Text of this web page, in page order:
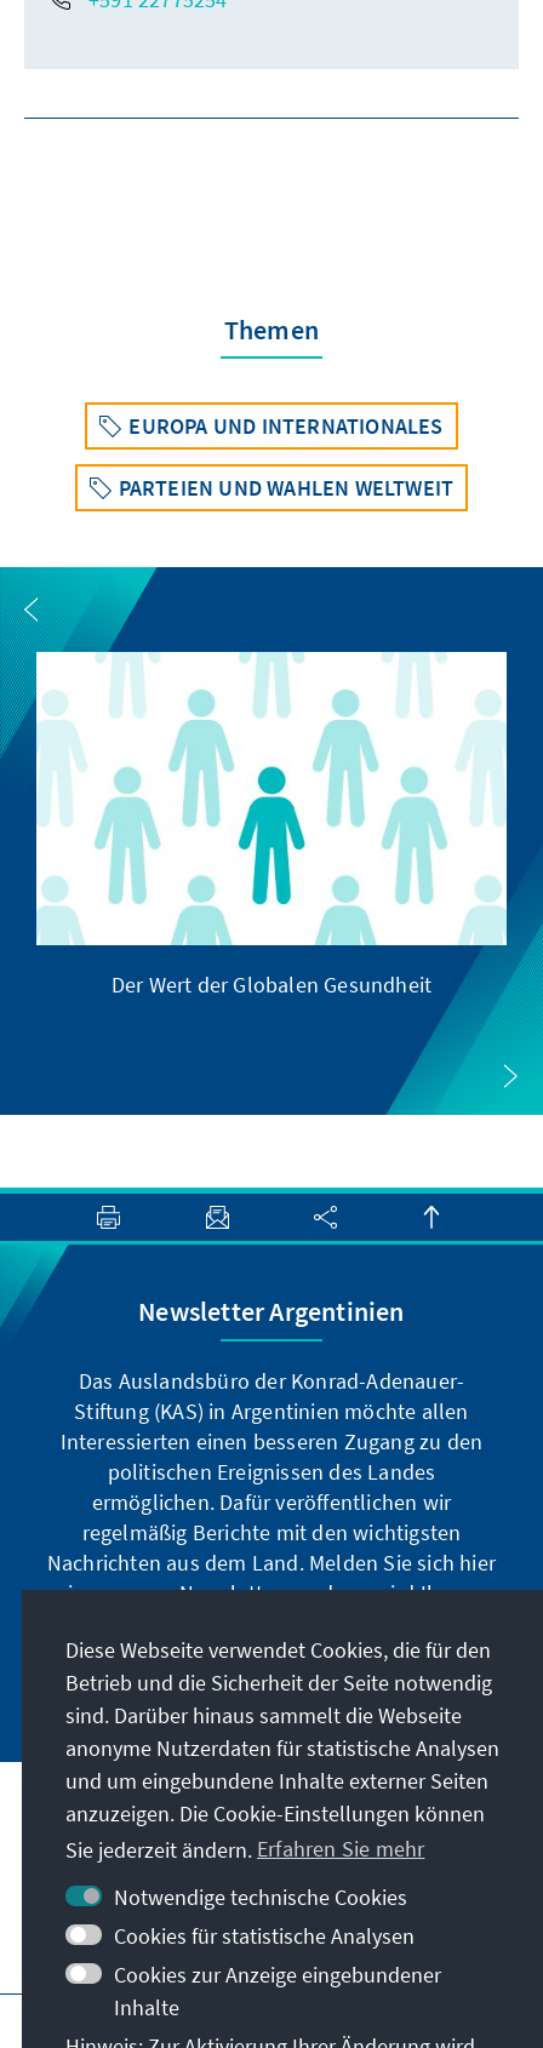
Themen
EUROPA UND INTERNATIONALES
PARTEIEN UND WAHLEN WELTWEIT
Der Wert der Globalen Gesundheit
Newsletter Argentinien
Das Auslandsbüro der Konrad-Adenauer-
Stiftung (KAS) in Argentinien möchte allen
Interessierten einen besseren Zugang zu den
politischen Ereignissen des Landes
ermöglichen. Dafür veröffentlichen wir
regelmäßig Berichte mit den wichtigsten
Nachrichten aus dem Land. Melden Sie sich hier
in unserem Newsletter an, dann wird Ihnen
Jetzt abonnieren
Anschrift
Kontakt
Besuchen Sie auch
Hauptseite der KAS
Diese Webseite verwendet Cookies, die für den
Betrieb und die Sicherheit der Seite notwendig
sind. Darüber hinaus sammelt die Webseite
anonyme Nutzerdaten für statistische Analysen
und um eingebundene Inhalte externer Seiten
anzuzeigen. Die Cookie-Einstellungen können
Sie jederzeit ändern. Erfahren Sie mehr
Notwendige technische Cookies
Cookies für statistische Analysen
Cookies zur Anzeige eingebundener
Inhalte